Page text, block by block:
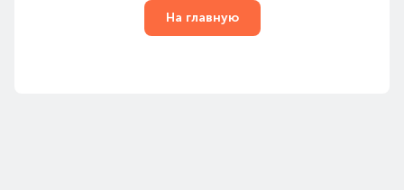
На главную